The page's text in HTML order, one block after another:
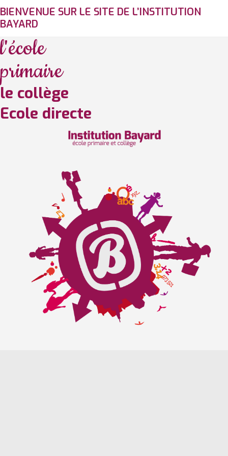
BIENVENUE SUR LE SITE DE L’INSTITUTION
BAYARD
l'école
primaire
le collège
Ecole directe